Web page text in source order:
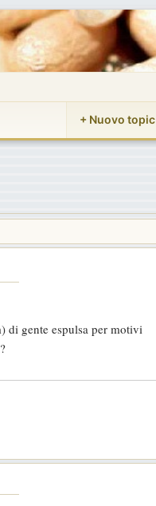
+ Nuovo topic
di gente espulsa per motivi